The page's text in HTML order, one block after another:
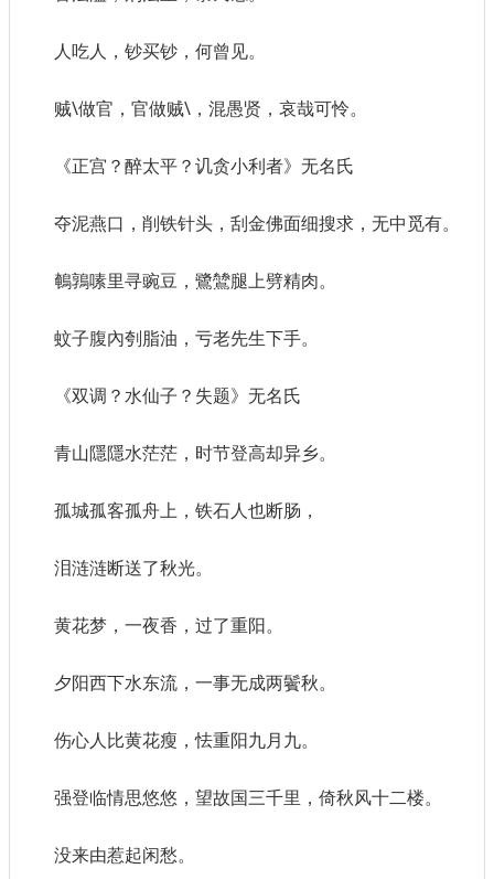
人吃人，钞买钞，何曾见。
贼\做官，官做贼\，混愚贤，哀哉可怜。
《正宫？醉太平？讥贪小利者》无名氏
夺泥燕口，削铁针头，刮金佛面细搜求，无中觅有。
鵪鶉嗉里寻豌豆，鷺鷥腿上劈精肉。
蚊子腹內刳脂油，亏老先生下手。
《双调？水仙子？失题》无名氏
青山隱隱水茫茫，时节登高却异乡。
孤城孤客孤舟上，铁石人也断肠，
泪涟涟断送了秋光。
黄花梦，一夜香，过了重阳。
夕阳西下水东流，一事无成两鬢秋。
伤心人比黄花瘦，怯重阳九月九。
强登临情思悠悠，望故国三千里，倚秋风十二楼。
没来由惹起闲愁。